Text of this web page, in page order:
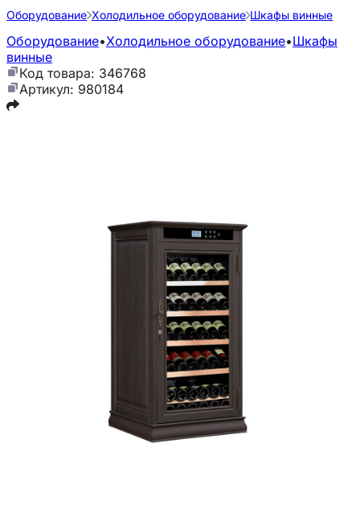
Оборудование Холодильное оборудование Шкафы винные
Оборудование•Холодильное оборудование•Шкафы
винные
Код товара: 346768
Артикул: 980184